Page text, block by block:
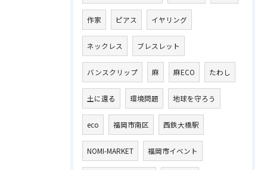
作家 ピアス イヤリング
ネックレス ブレスレット
バンスクリップ 麻 麻ECO たわし
土に還る 環境問題 地球を守ろう
eco 福岡市南区 西鉄大橋駅
NOMI-MARKET 福岡市イベント